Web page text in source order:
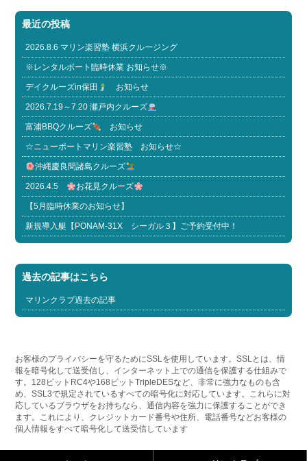
最近の投稿
2026.8.6 マリン楽習塾 横浜クルージング
※レンタルボート臨時休業 お知らせ※
デイクルーズin保田 お知らせ
2026.7.19～7.20 瀬戸内クルーズ
富浦BBQクルーズ お知らせ
☆ニューポートマリン楽習塾 お知らせ☆
沖縄慶良間諸島クルーズ
2026.4.5 お花見クルーズ
【5月臨時休業のお知らせ】
新規導入艇【PONAM-31X シーガル３】ご予約受付中！
過去の記事はこちら
マリンクラブ過去の記事
お客様のプライバシーを守るためにSSLを使用しています。SSLとは、情
報を暗号化して送受信し、インターネット上での通信を保護する仕組みで
す。128ビットRC4や168ビットTripleDESなど、非常に強力なものも含
め、SSL3で規定されているすべての暗号化に対応しています。これらに対
応しているブラウザをお持ちなら、通信内容を強力に保護することができ
ます。これにより、クレジットカード番号や住所、電話番号などお客様の
個人情報をすべて暗号化して送受信しています